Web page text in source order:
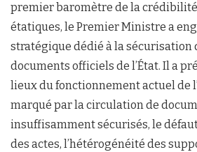
premier baromètre de la
étatiques, le Premier Ministre a
stratégique dédié à la sécurisation
documents officiels de l’État. Il a
lieux du fonctionnement actuel de
marqué par la circulation de
insuffisamment sécurisés, le
des actes, l’hétérogénéité des